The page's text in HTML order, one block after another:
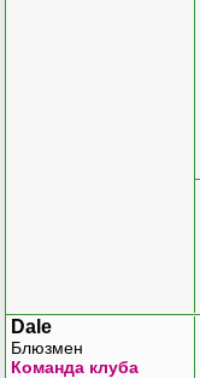
Dale
Блюзмен
Команда клуба